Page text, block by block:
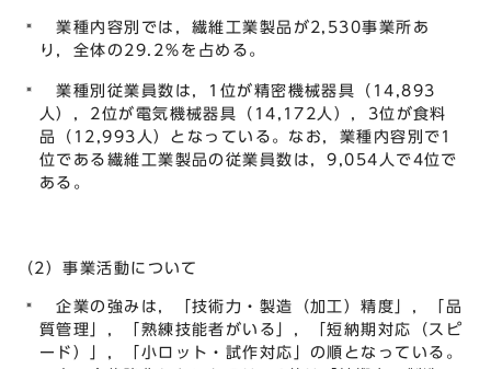
業種内容別では，繊維工業製品が2,530事業所あ
り，全体の29.2％を占める。
業種別従業員数は，1位が精密機械器具（14,893
人），2位が電気機械器具（14,172人），3位が食料
品（12,993人）となっている。なお，業種内容別で1
位である繊維工業製品の従業員数は，9,054人で4位で
ある。
（2）事業活動について
企業の強みは，「技術力・製造（加工）精度」，「品
質管理」，「熟練技能者がいる」，「短納期対応（スピ
ード）」，「小ロット・試作対応」の順となっている。